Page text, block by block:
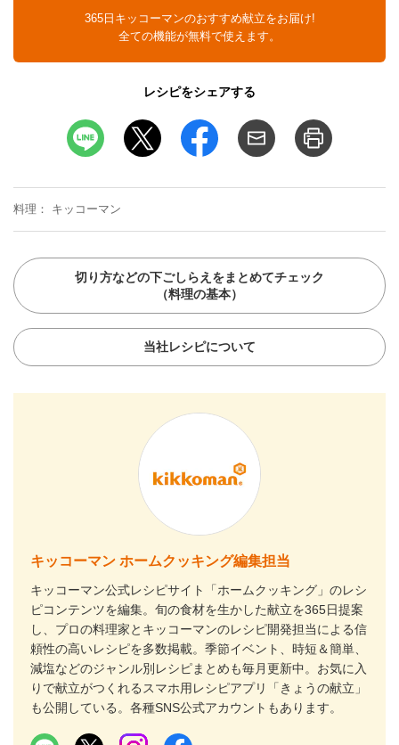
365日キッコーマンのおすすめ献立をお届け!
全ての機能が無料で使えます。
レシピをシェアする
料理 キッコーマン
切り方などの下ごしらえをまとめてチェック
（料理の基本）
当社レシピについて
キッコーマン ホームクッキング編集担当
キッコーマン公式レシピサイト「ホームクッキング」のレシ
ピコンテンツを編集。旬の食材を生かした献立を365日提案
し、プロの料理家とキッコーマンのレシピ開発担当による信
頼性の高いレシピを多数掲載。季節イベント、時短＆簡単、
減塩などのジャンル別レシピまとめも毎月更新中。お気に入
りで献立がつくれるスマホ用レシピアプリ「きょうの献立」
も公開している。各種SNS公式アカウントもあります。